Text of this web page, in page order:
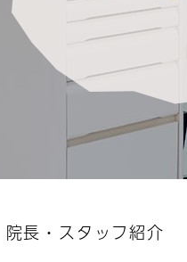
院長・スタッフ紹介